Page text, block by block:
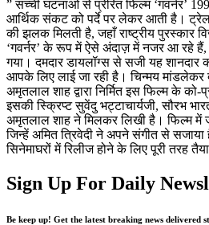
” सच्ची घटनाओं से प्रेरित फिल्म ‘गवर्नर’
आर्थिक संकट को पर्दे पर लेकर आती है।
की झलक मिलती है, जहाँ राष्ट्रीय पुरस्कार
‘गवर्नर’ के रूप में ऐसे अंदाज़ में नजर आ रहे
गया। दमदार डायलॉग्स से सजी यह शानदार
आपके लिए लाई जा रही है। चिन्मय मांडलेकर
अमृतलाल शाह द्वारा निर्मित इस फिल्म के
इसकी स्क्रिप्ट सुवेंदु भट्टाचार्यजी, सौरभ
अमृतलाल शाह ने मिलकर लिखी है। फिल्म में
जिन्हें अमित त्रिवेदी ने अपने संगीत से
सिनेमाघरों में रिलीज होने के लिए पूरी तरह
Sign Up For Daily
Be keep up! Get the latest breaking news delivered